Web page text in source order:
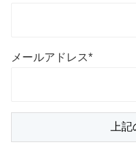
メールアドレス*